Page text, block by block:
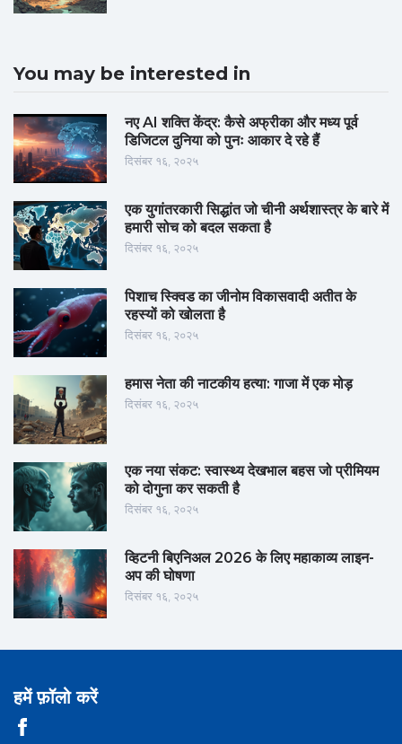
You may be interested in
नए AI शक्ति केंद्र: कैसे अफ्रीका और मध्य पूर्व
डिजिटल दुनिया को पुनः आकार दे रहे हैं
दिसंबर १६, २०२५
एक युगांतरकारी सिद्धांत जो चीनी अर्थशास्त्र के बारे में
हमारी सोच को बदल सकता है
दिसंबर १६, २०२५
पिशाच स्क्विड का जीनोम विकासवादी अतीत के
रहस्यों को खोलता है
दिसंबर १६, २०२५
हमास नेता की नाटकीय हत्या: गाजा में एक मोड़
दिसंबर १६, २०२५
एक नया संकट: स्वास्थ्य देखभाल बहस जो प्रीमियम
को दोगुना कर सकती है
दिसंबर १६, २०२५
व्हिटनी बिएनिअल 2026 के लिए महाकाव्य लाइन-
अप की घोषणा
दिसंबर १६, २०२५
हमें फ़ॉलो करें